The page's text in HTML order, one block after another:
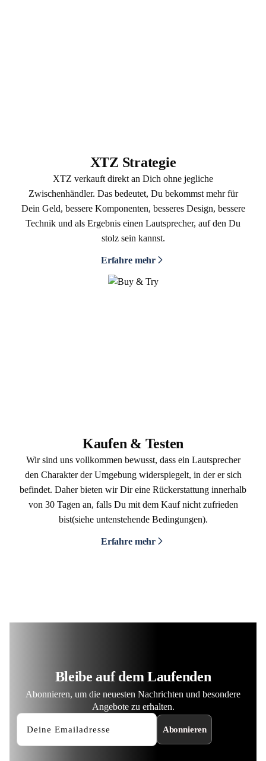
XTZ Strategie
XTZ verkauft direkt an Dich ohne jegliche
Zwischenhändler. Das bedeutet, Du bekommst mehr für
Dein Geld, bessere Komponenten, besseres Design, bessere
Technik und als Ergebnis einen Lautsprecher, auf den Du
stolz sein kannst.
Erfahre mehr
Kaufen & Testen
Wir sind uns vollkommen bewusst, dass ein Lautsprecher
den Charakter der Umgebung widerspiegelt, in der er sich
befindet. Daher bieten wir Dir eine Rückerstattung innerhalb
von 30 Tagen an, falls Du mit dem Kauf nicht zufrieden
bist(siehe untenstehende Bedingungen).
Erfahre mehr
Bleibe auf dem Laufenden
Abonnieren, um die neuesten Nachrichten und besondere
Angebote zu erhalten.
Abonnieren